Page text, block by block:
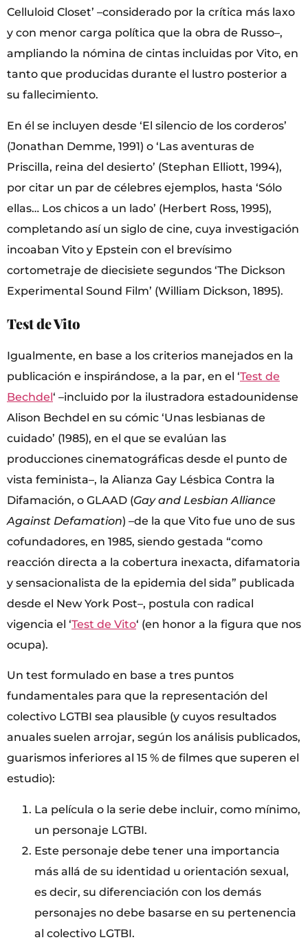
Celluloid Closet’ –considerado por la crítica más laxo
y con menor carga política que la obra de Russo–,
ampliando la nómina de cintas incluidas por Vito, en
tanto que producidas durante el lustro posterior a
su fallecimiento.
En él se incluyen desde ‘El silencio de los corderos’
(Jonathan Demme, 1991) o ‘Las aventuras de
Priscilla, reina del desierto’ (Stephan Elliott, 1994),
por citar un par de célebres ejemplos, hasta ‘Sólo
ellas… Los chicos a un lado’ (Herbert Ross, 1995),
completando así un siglo de cine, cuya investigación
incoaban Vito y Epstein con el brevísimo
cortometraje de diecisiete segundos ‘The Dickson
Experimental Sound Film’ (William Dickson, 1895).
Test de Vito
Igualmente, en base a los criterios manejados en la
publicación e inspirándose, a la par, en el ‘Test de
Bechdel‘ –incluido por la ilustradora estadounidense
Alison Bechdel en su cómic ‘Unas lesbianas de
cuidado’ (1985), en el que se evalúan las
producciones cinematográficas desde el punto de
vista feminista–, la Alianza Gay Lésbica Contra la
Difamación, o GLAAD (Gay and Lesbian Alliance
Against Defamation) –de la que Vito fue uno de sus
cofundadores, en 1985, siendo gestada “como
reacción directa a la cobertura inexacta, difamatoria
y sensacionalista de la epidemia del sida” publicada
desde el New York Post–, postula con radical
vigencia el ‘Test de Vito‘ (en honor a la figura que nos
ocupa).
Un test formulado en base a tres puntos
fundamentales para que la representación del
colectivo LGTBI sea plausible (y cuyos resultados
anuales suelen arrojar, según los análisis publicados,
guarismos inferiores al 15 % de filmes que superen el
estudio):
La película o la serie debe incluir, como mínimo,
un personaje LGTBI.
Este personaje debe tener una importancia
más allá de su identidad u orientación sexual,
es decir, su diferenciación con los demás
personajes no debe basarse en su pertenencia
al colectivo LGTBI.